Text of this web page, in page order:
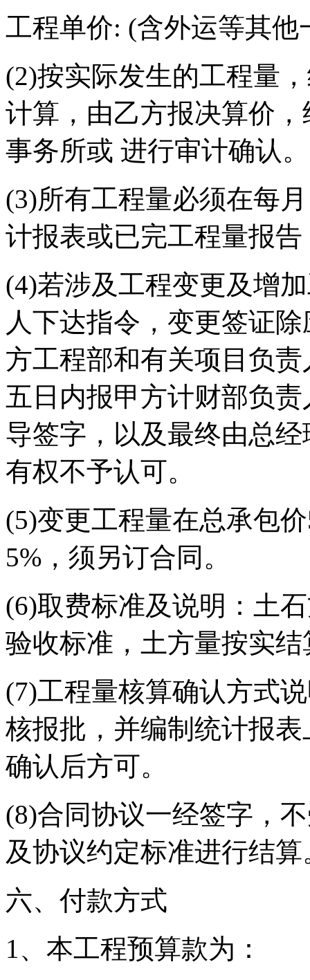
工程单价: (含外运等其他
(2)按实际发生的工程量
计算，由乙方报决算价
事务所或 进行审计确认。
(3)所有工程量必须在每
计报表或已完工程量报
(4)若涉及工程变更及增
人下达指令，变更签证
方工程部和有关项目负
五日内报甲方计财部负
导签字，以及最终由总
有权不予认可。
(5)变更工程量在总承包
5%，须另订合同。
(6)取费标准及说明：土
验收标准，土方量按实结
(7)工程量核算确认方式
核报批，并编制统计报
确认后方可。
(8)合同协议一经签字，
及协议约定标准进行结算
六、付款方式
1、本工程预算款为：